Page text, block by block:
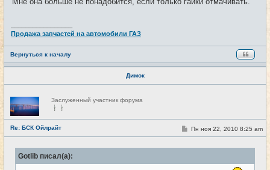
Продажа запчастей на автомобили ГАЗ
Вернуться к началу
Димок
Н
е
в
с
е
Заслуженный участник форума
Re: БСК Ойлрайт #38
С
о
е
Пн ноя 22, 2010 8:25 am
Gotlib писал(а):